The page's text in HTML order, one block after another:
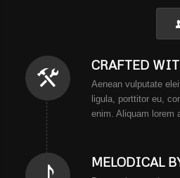
CRAFTED
Aenean vulputate
ligula, porttitor eu,
enim. Aliquam lorem
MELODICAL